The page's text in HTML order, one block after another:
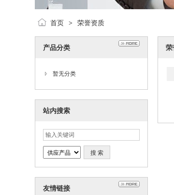
首页 > 荣誉资质
产品分类
暂无分类
站内搜索
友情链接
荣